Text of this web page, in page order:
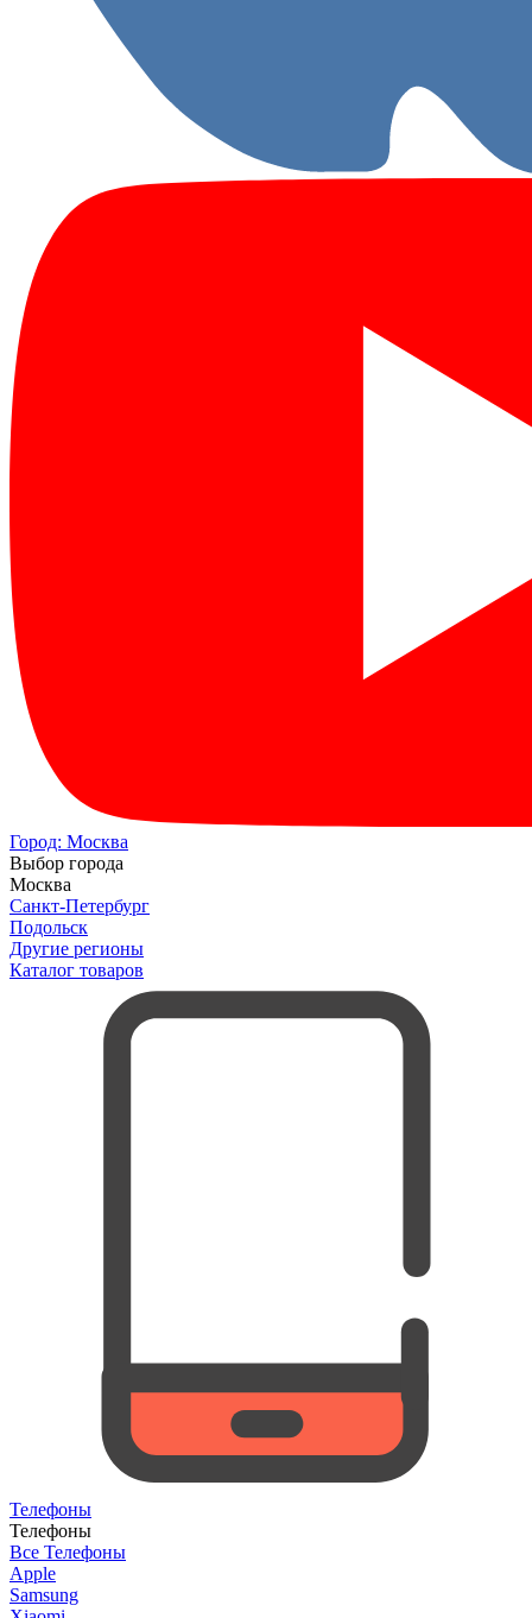
Город: Москва
Выбор города
Москва
Санкт-Петербург
Подольск
Другие регионы
Каталог товаров
Телефоны
Телефоны
Все Телефоны
Apple
Samsung